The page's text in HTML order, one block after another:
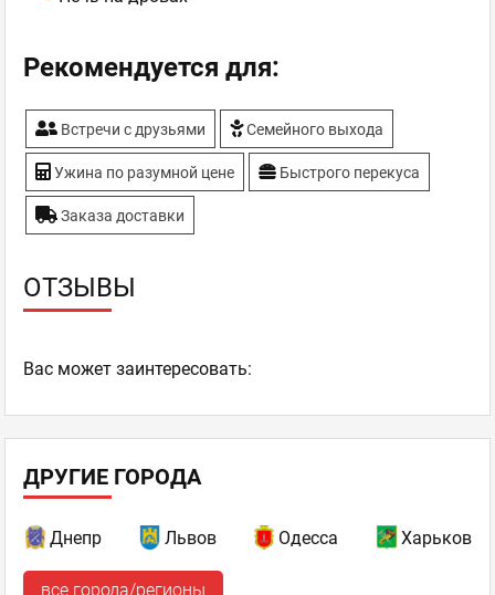
Рекомендуется для:
Встречи с друзьями Семейного выхода
Ужина по разумной цене Быстрого перекуса
Заказа доставки
ОТЗЫВЫ
Ваc может заинтересовать:
ДРУГИЕ ГОРОДА
Днепр Львов Одесса Харьков
все города/регионы